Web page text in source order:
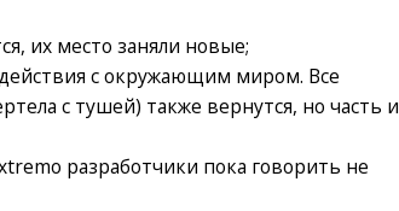
их место заняли новые;
с окружающим миром. Все
с тушей) также вернутся, но часть
разработчики пока говорить не